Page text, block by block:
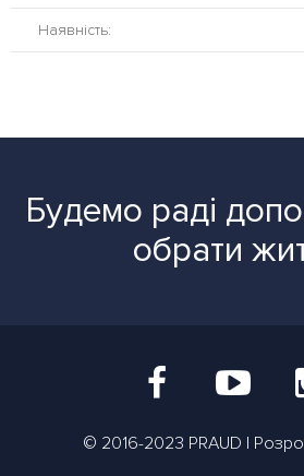
Наявність:
Будемо раді
обрати
© 2016-2023 PRAUD |